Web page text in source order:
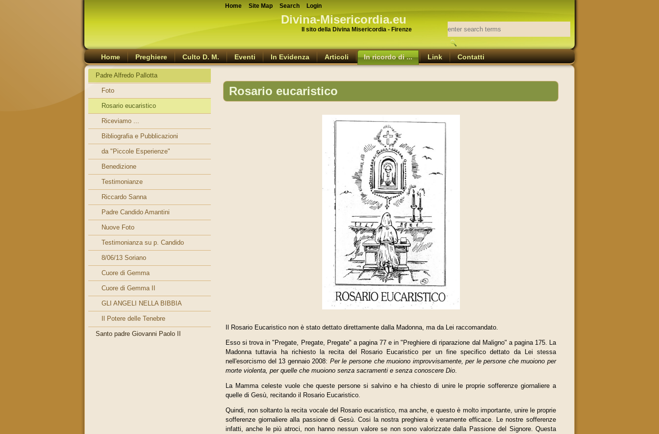
Divina-Misericordia.eu
Il sito della Divina Misericordia - Firenze
Home Preghiere Culto D. M. Eventi In Evidenza Articoli In ricordo di ... Link Contatti
Padre Alfredo Pallotta
Foto
Rosario eucaristico
Riceviamo ...
Bibliografia e Pubblicazioni
da "Piccole Esperienze"
Benedizione
Testimonianze
Riccardo Sanna
Padre Candido Amantini
Nuove Foto
Testimonianza su p. Candido
8/06/13 Soriano
Cuore di Gemma
Cuore di Gemma II
GLI ANGELI NELLA BIBBIA
Il Potere delle Tenebre
Santo padre Giovanni Paolo II
Rosario eucaristico
Il Rosario Eucaristico non è stato dettato direttamente dalla Madonna, ma da Lei raccomandato.
Esso si trova in "Pregate, Pregate, Pregate" a pagina 77 e in "Preghiere di riparazione dal Maligno" a pagina 175. La
Madonna tuttavia ha richiesto la recita del Rosario Eucaristico per un fine specifico dettato da Lei stessa
nell'esorcismo del 13 gennaio 2008: Per le persone che muoiono improvvisamente, per le persone che muoiono per
morte violenta, per quelle che muoiono senza sacramenti e senza conoscere Dio.
La Mamma celeste vuole che queste persone si salvino e ha chiesto di unire le proprie sofferenze giornaliere a
quelle di Gesù, recitando il Rosario Eucaristico.
Quindi, non soltanto la recita vocale del Rosario eucari­stico, ma anche, e questo è molto importante, unire le proprie
sofferenze giornaliere alla passione di Gesù. Cosi la nostra preghiera è veramente efficace. Le nostre soffe­renze
infatti, anche le più atroci, non hanno nessun valo­re se non sono valorizzate dalla Passione del Signore. Questa
Home Site Map Search Login